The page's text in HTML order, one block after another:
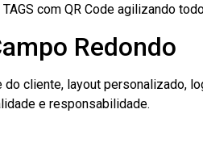
com QR Code agilizando
Redondo
cliente, layout personalizado,
e responsabilidade.